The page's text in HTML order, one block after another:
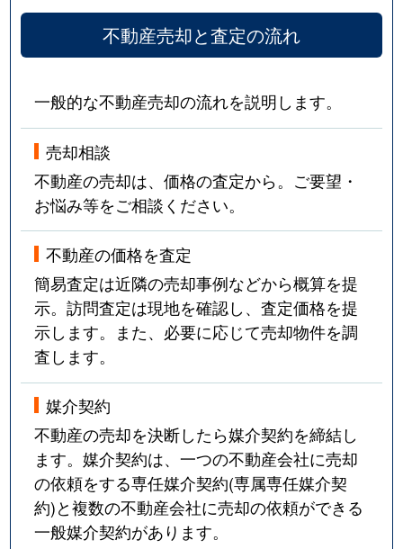
不動産売却と査定の流れ
一般的な不動産売却の流れを説明します。
売却相談
不動産の売却は、価格の査定から。ご要望・
お悩み等をご相談ください。
不動産の価格を査定
簡易査定は近隣の売却事例などから概算を提
示。訪問査定は現地を確認し、査定価格を提
示します。また、必要に応じて売却物件を調
査します。
媒介契約
不動産の売却を決断したら媒介契約を締結し
ます。媒介契約は、一つの不動産会社に売却
の依頼をする専任媒介契約(専属専任媒介契
約)と複数の不動産会社に売却の依頼ができる
一般媒介契約があります。